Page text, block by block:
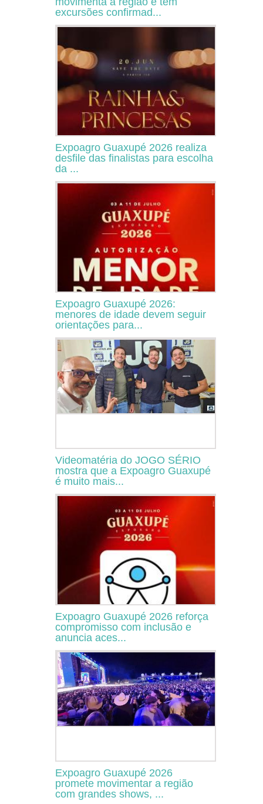
excursões confirmad...
Expoagro Guaxupé 2026 realiza
desfile das finalistas para escolha
da ...
Expoagro Guaxupé 2026:
menores de idade devem seguir
orientações para...
Videomatéria do JOGO SÉRIO
mostra que a Expoagro Guaxupé
é muito mais...
Expoagro Guaxupé 2026 reforça
compromisso com inclusão e
anuncia aces...
Expoagro Guaxupé 2026
promete movimentar a região
com grandes shows, ...